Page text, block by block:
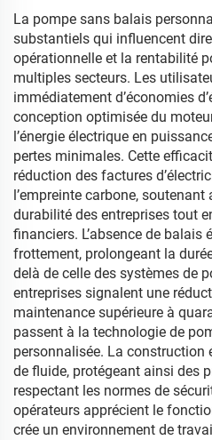
La pompe sans balais
substantiels qui influencent
opérationnelle et la rentabilité
multiples secteurs. Les
immédiatement d’économies
conception optimisée du
l’énergie électrique en
pertes minimales. Cette
réduction des factures
l’empreinte carbone,
durabilité des entreprises tout
financiers. L’absence de balais
frottement, prolongeant la
delà de celle des systèmes de
entreprises signalent une
maintenance supérieure à
passent à la technologie de
personnalisée. La construction
de fluide, protégeant ainsi des
respectant les normes de
opérateurs apprécient le
crée un environnement de